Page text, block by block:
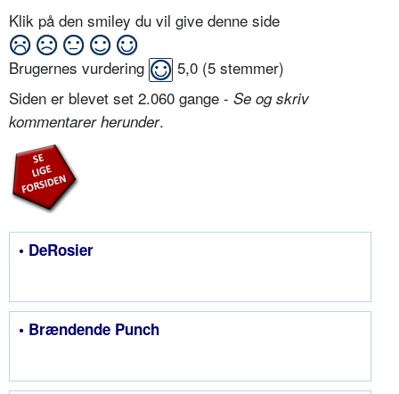
Klik på den smiley du vil give denne side
Brugernes vurdering 5,0 (5 stemmer)
Siden er blevet set 2.060 gange - Se og skriv
kommentarer herunder.
• DeRosier
• Brændende Punch